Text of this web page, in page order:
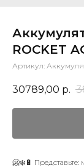
ROCKET
Артикул:
30789,00 р.
🥶❄️🔋